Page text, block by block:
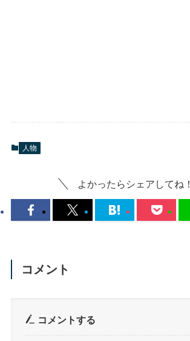
人物
よかったらシェアしてね！
コメント
コメントする